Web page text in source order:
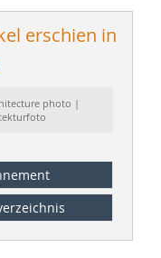
erschien in
photo |